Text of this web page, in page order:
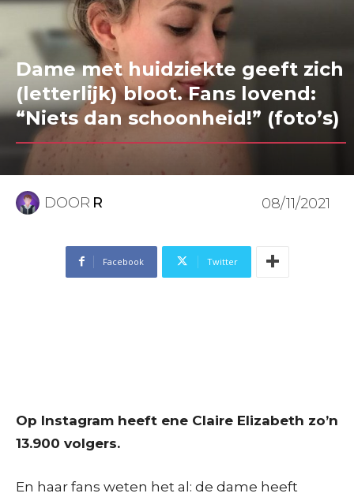
Dame met huidziekte geeft zich
(letterlijk) bloot. Fans lovend:
“Niets dan schoonheid!” (foto’s)
DOOR R 08/11/2021
Facebook Twitter
Op Instagram heeft ene Claire Elizabeth zo’n
13.900 volgers.
En haar fans weten het al: de dame heeft